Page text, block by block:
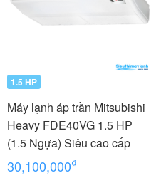
1.5 HP
Máy lạnh áp trần Mitsubishi
Heavy FDE40VG 1.5 HP
(1.5 Ngựa) Siêu cao cấp
30,100,000₫